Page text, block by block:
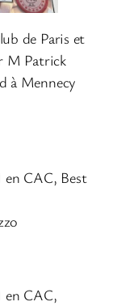
de Paris et
M Patrick
à Mennecy
en CAC, Best
en CAC,